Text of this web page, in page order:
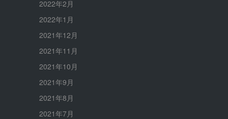
2022年2月
2022年1月
2021年12月
2021年11月
2021年10月
2021年9月
2021年8月
2021年7月